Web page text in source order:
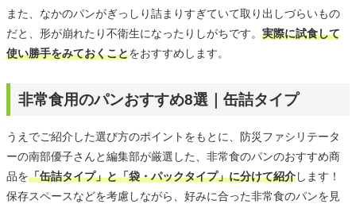
また、なかのパンがぎっしり詰まりすぎていて取り出しづらいもの
だと、形が崩れたり不衛生になったりしがちです。 実際に試食して
使い勝手をみておくことをおすすめします。
非常食用のパンおすすめ8選｜缶詰タイプ
うえでご紹介した選び方のポイントをもとに、防災ファシリテータ
ーの南部優子さんと編集部が厳選した、非常食のパンのおすすめ商
品を「缶詰タイプ」と「袋・パックタイプ」に分けて紹介します！
保存スペースなどを考慮しながら、好みに合った非常食のパンを見